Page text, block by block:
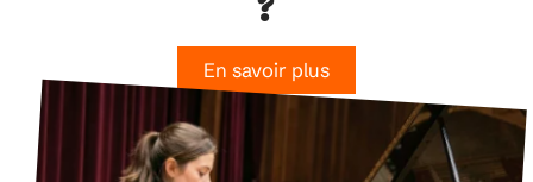
En savoir plus